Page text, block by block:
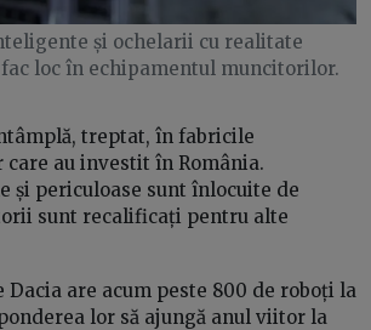
și ochelarii cu realitate
loc în echipamentul muncitorilor.
treptat, în fabricile
au investit în România.
și periculoase sunt înlocuite de
sunt recalificați pentru alte
Dacia are acum peste 800 de roboți la
lor să ajungă anul viitor la